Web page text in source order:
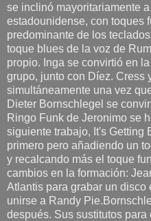
se inclinó mayoritariamente
estadounidense, con toques
predominante de los
toque blues de la voz de
propio. Inga se convirtió en
grupo, junto con Díez. Cress
simultáneamente una vez
Dieter Bornschlegel se
Ringo Funk de Jeronimo se
siguiente trabajo, It's Getting
primero pero añadiendo un
y recalcando más el toque
cambios en la formación:
Atlantis para grabar un disco
unirse a Randy
después. Sus sustitutos